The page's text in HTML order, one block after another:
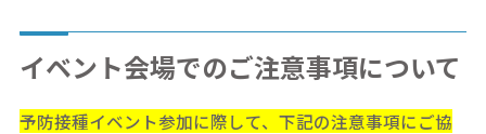
イベント会場でのご注意事項について
予防接種イベント参加に際して、下記の注意事項にご協